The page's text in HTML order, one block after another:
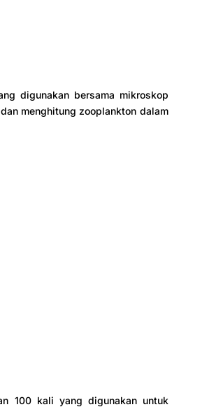
digunakan bersama mikroskop
menghitung zooplankton dalam
100 kali yang digunakan untuk